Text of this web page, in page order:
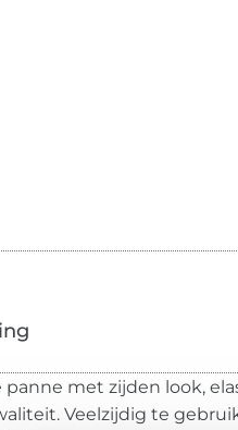
panne met zijden look,
Veelzijdig te